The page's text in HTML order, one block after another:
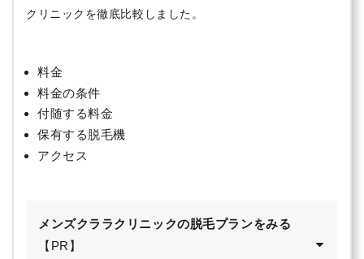
クリニックを徹底比較しました。
料金
料金の条件
付随する料金
保有する脱毛機
アクセス
メンズクララクリニックの脱毛プランをみる
【PR】